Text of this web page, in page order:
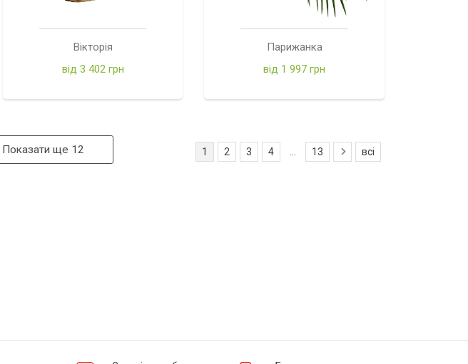
Вікторія
від 3 402 грн
Парижанка
від 1 997 грн
Показати ще 12 1 2 3 4 13 всі